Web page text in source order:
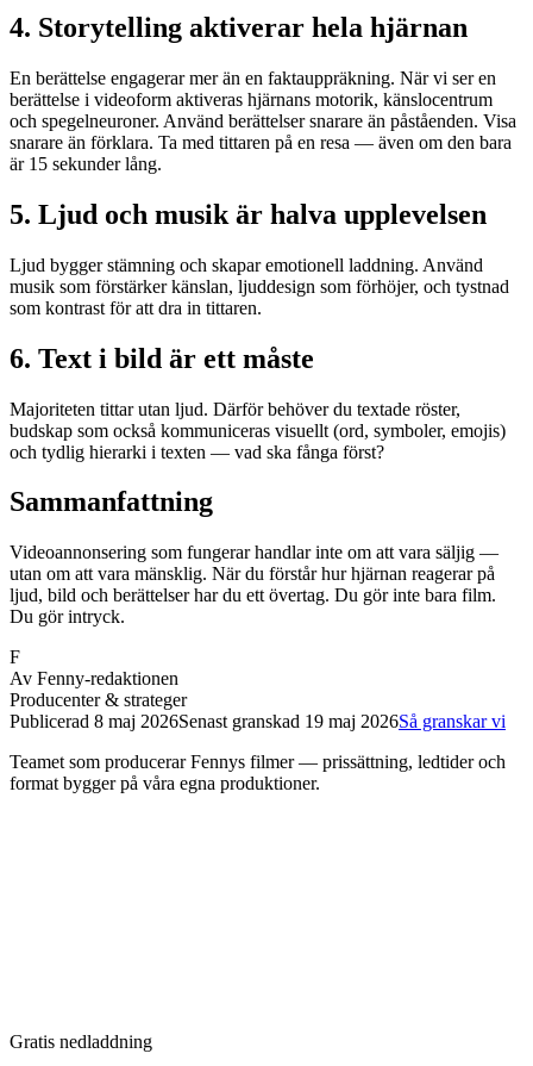
4. Storytelling aktiverar hela hjärnan
En berättelse engagerar mer än en faktauppräkning. När vi ser en
berättelse i videoform aktiveras hjärnans motorik, känslocentrum
och spegelneuroner. Använd berättelser snarare än påståenden. Visa
snarare än förklara. Ta med tittaren på en resa — även om den bara
är 15 sekunder lång.
5. Ljud och musik är halva upplevelsen
Ljud bygger stämning och skapar emotionell laddning. Använd
musik som förstärker känslan, ljuddesign som förhöjer, och tystnad
som kontrast för att dra in tittaren.
6. Text i bild är ett måste
Majoriteten tittar utan ljud. Därför behöver du textade röster,
budskap som också kommuniceras visuellt (ord, symboler, emojis)
och tydlig hierarki i texten — vad ska fånga först?
Sammanfattning
Videoannonsering som fungerar handlar inte om att vara säljig —
utan om att vara mänsklig. När du förstår hur hjärnan reagerar på
ljud, bild och berättelser har du ett övertag. Du gör inte bara film.
Du gör intryck.
F
Av Fenny-redaktionen
Producenter & strateger
Publicerad 8 maj 2026Senast granskad 19 maj 2026Så granskar vi
Teamet som producerar Fennys filmer — prissättning, ledtider och
format bygger på våra egna produktioner.
Boka strategimöte
Gratis nedladdning